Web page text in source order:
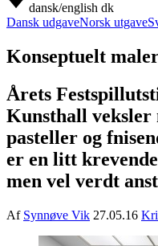
dansk/english dk
Dansk udgaveNorsk utgave
Konseptuelt
Årets
Kunsthall veksler
pasteller og
er en litt
men vel verdt
Af Synnøve Vik 27.05.16